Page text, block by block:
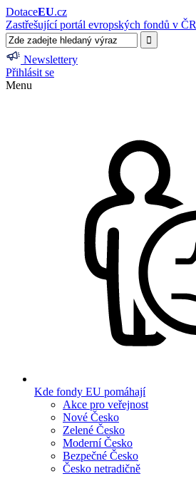
DotaceEU.cz
Zastřešující portál evropských fondů v ČR
Newslettery
Přihlásit se
Menu
Kde fondy EU pomáhají
Akce pro veřejnost
Nové Česko
Zelené Česko
Moderní Česko
Bezpečné Česko
Česko netradičně